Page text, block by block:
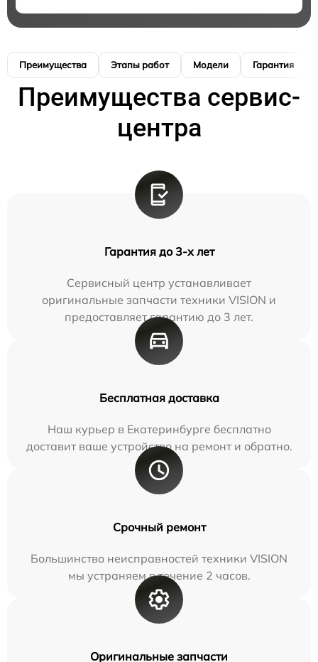
Преимущества Этапы работ Модели Гарантия
Преимущества сервис-
центра
Гарантия до 3-х лет
Сервисный центр устанавливает
оригинальные запчасти техники VISION и
предоставляет гарантию до 3 лет.
Бесплатная доставка
Наш курьер в Екатеринбурге бесплатно
доставит ваше устройство на ремонт и обратно.
Срочный ремонт
Большинство неисправностей техники VISION
мы устраняем в течение 2 часов.
Оригинальные запчасти